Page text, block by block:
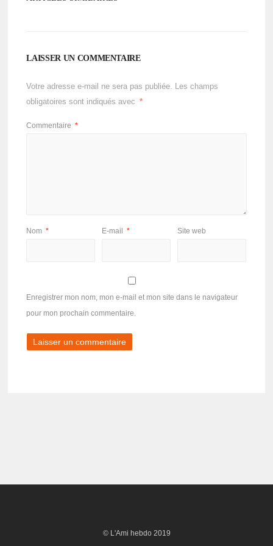
LAISSER UN COMMENTAIRE
Votre adresse e-mail ne sera pas publiée. Les champs
obligatoires sont indiqués avec
*
Commentaire *
Nom * E-mail * Site web
Enregistrer mon nom, mon e-mail et mon site dans le navigateur
pour mon prochain commentaire.
© L'Ami hebdo 2019